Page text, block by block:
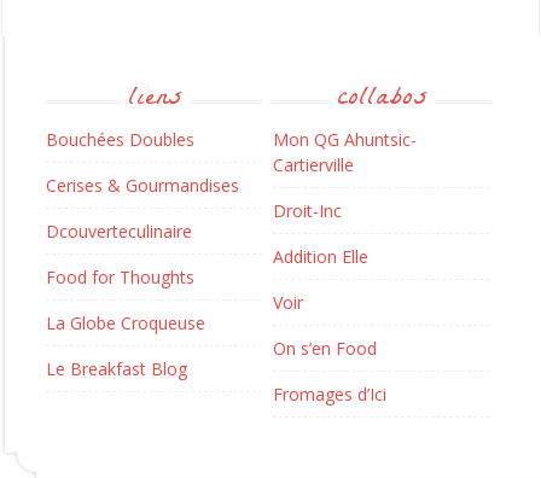
liens
Bouchées Doubles
Cerises & Gourmandises
Dcouverteculinaire
Food for Thoughts
La Globe Croqueuse
Le Breakfast Blog
collabos
Mon QG Ahuntsic-
Cartierville
Droit-Inc
Addition Elle
Voir
On s’en Food
Fromages d’Ici